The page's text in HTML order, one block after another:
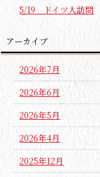
5/19 ドイツ人訪問
アーカイブ
2026年7月
2026年6月
2026年5月
2026年4月
2025年12月